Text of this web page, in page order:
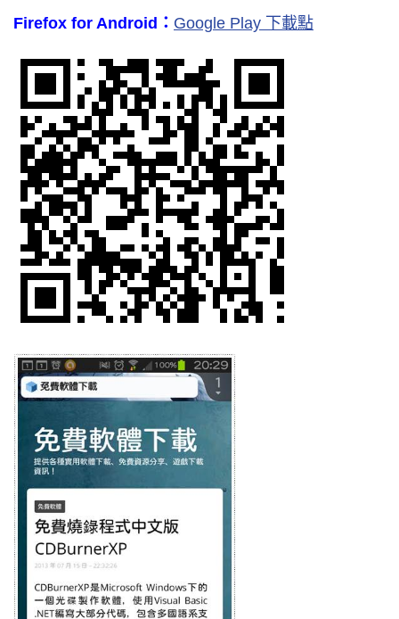
Firefox for Android： Google Play 下載點